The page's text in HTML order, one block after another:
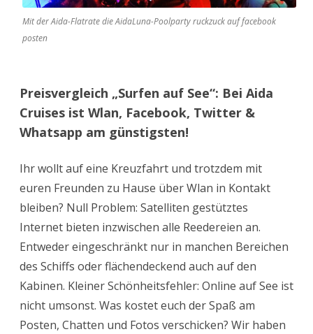
Mit der Aida-Flatrate die AidaLuna-Poolparty ruckzuck auf facebook
posten
Preisvergleich „Surfen auf See“: Bei Aida
Cruises ist Wlan, Facebook, Twitter &
Whatsapp am günstigsten!
Ihr wollt auf eine Kreuzfahrt und trotzdem mit
euren Freunden zu Hause über Wlan in Kontakt
bleiben? Null Problem: Satelliten gestütztes
Internet bieten inzwischen alle Reedereien an.
Entweder eingeschränkt nur in manchen Bereichen
des Schiffs oder flächendeckend auch auf den
Kabinen. Kleiner Schönheitsfehler: Online auf See ist
nicht umsonst. Was kostet euch der Spaß am
Posten, Chatten und Fotos verschicken? Wir haben